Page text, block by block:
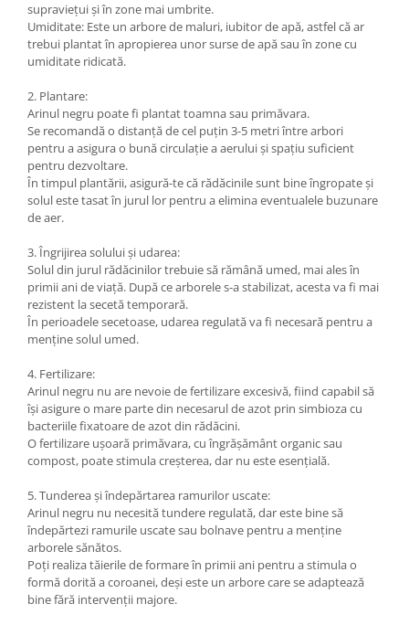
supraviețui și în zone mai umbrite.
Umiditate: Este un arbore de maluri, iubitor de apă, astfel că ar
trebui plantat în apropierea unor surse de apă sau în zone cu
umiditate ridicată.
2. Plantare:
Arinul negru poate fi plantat toamna sau primăvara.
Se recomandă o distanță de cel puțin 3-5 metri între arbori
pentru a asigura o bună circulație a aerului și spațiu suficient
pentru dezvoltare.
În timpul plantării, asigură-te că rădăcinile sunt bine îngropate și
solul este tasat în jurul lor pentru a elimina eventualele buzunare
de aer.
3. Îngrijirea solului și udarea:
Solul din jurul rădăcinilor trebuie să rămână umed, mai ales în
primii ani de viață. După ce arborele s-a stabilizat, acesta va fi mai
rezistent la secetă temporară.
În perioadele secetoase, udarea regulată va fi necesară pentru a
menține solul umed.
4. Fertilizare:
Arinul negru nu are nevoie de fertilizare excesivă, fiind capabil să
își asigure o mare parte din necesarul de azot prin simbioza cu
bacteriile fixatoare de azot din rădăcini.
O fertilizare ușoară primăvara, cu îngrășământ organic sau
compost, poate stimula creșterea, dar nu este esențială.
5. Tunderea și îndepărtarea ramurilor uscate:
Arinul negru nu necesită tundere regulată, dar este bine să
îndepărtezi ramurile uscate sau bolnave pentru a menține
arborele sănătos.
Poți realiza tăierile de formare în primii ani pentru a stimula o
formă dorită a coroanei, deși este un arbore care se adaptează
bine fără intervenții majore.